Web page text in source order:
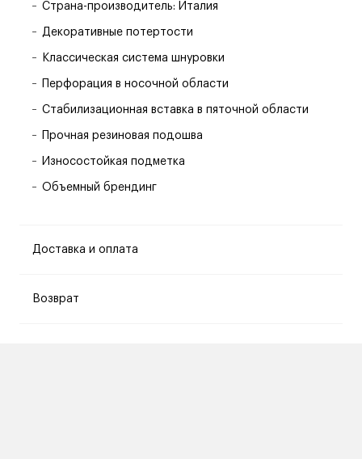
Страна-производитель: Италия
Декоративные потертости
Классическая система шнуровки
Перфорация в носочной области
Стабилизационная вставка в пяточной области
Прочная резиновая подошва
Износостойкая подметка
Объемный брендинг
Доставка и оплата
Возврат